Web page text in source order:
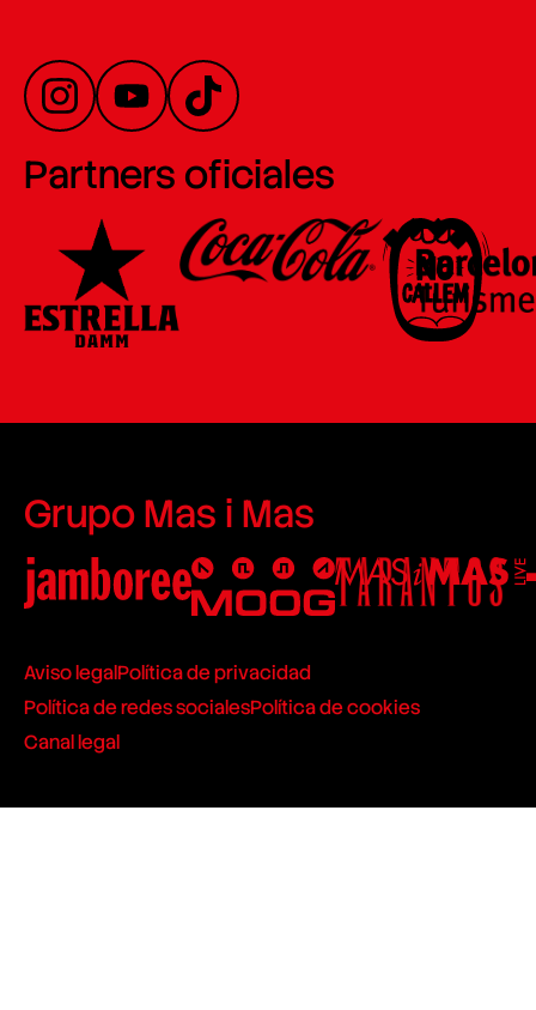
Partners oficiales
Grupo Mas i Mas
Aviso legalPolítica de privacidad
Política de redes socialesPolítica de cookies
Canal legal